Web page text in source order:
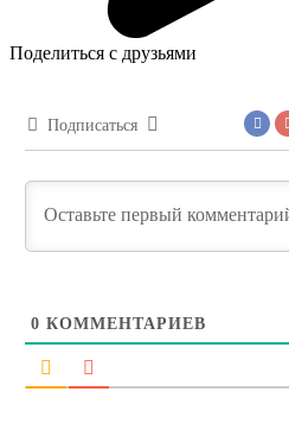
Поделиться с друзьями
Подписаться
0 КОММЕНТАРИЕВ